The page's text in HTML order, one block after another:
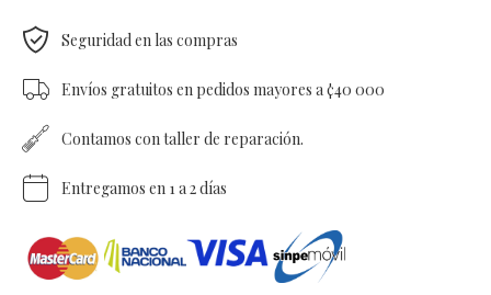
Seguridad en las compras
Envíos gratuitos en pedidos mayores a ¢40 000
Contamos con taller de reparación.
Entregamos en 1 a 2 días